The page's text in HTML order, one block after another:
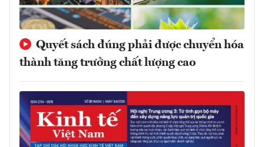
Quyết sách đúng phải được chuyển hóa
thành tăng trưởng chất lượng cao